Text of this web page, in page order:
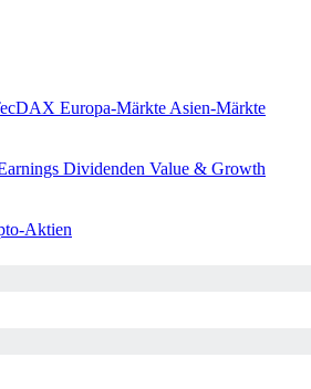
Europa-Märkte Asien-Märkte
Dividenden Value & Growth
Aktien